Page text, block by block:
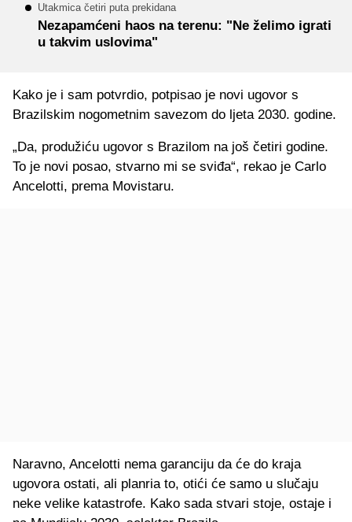
Utakmica četiri puta prekidana
Nezapamćeni haos na terenu: "Ne želimo igrati
u takvim uslovima"
Kako je i sam potvrdio, potpisao je novi ugovor s
Brazilskim nogometnim savezom do ljeta 2030. godine.
„Da, produžiću ugovor s Brazilom na još četiri godine.
To je novi posao, stvarno mi se sviđa“, rekao je Carlo
Ancelotti, prema Movistaru.
Naravno, Ancelotti nema garanciju da će do kraja
ugovora ostati, ali planria to, otići će samo u slučaju
neke velike katastrofe. Kako sada stvari stoje, ostaje i